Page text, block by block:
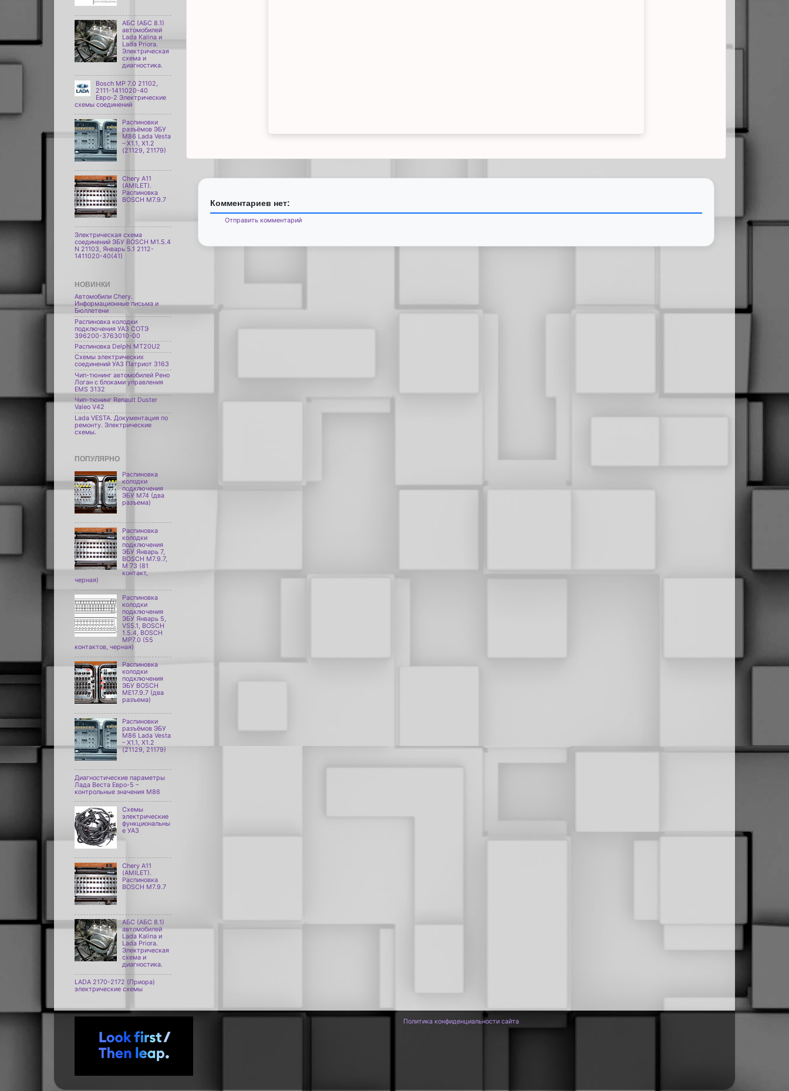
Комментариев нет:
Отправить комментарий
АБС (АБС 8.1)
автомобилей
Lada Kalina и
Lada Priora.
Электрическая
схема и
диагностика.
Bosch МР 7.0 21102,
2111-1411020-40
Евро-2 Электрические
схемы соединений
Распиновки
разъёмов ЭБУ
M86 Lada Vesta
– X1.1, X1.2
(21129, 21179)
Chery A11
(AMILET).
Распиновка
BOSCH M7.9.7
Электрическая схема
соединений ЭБУ BOSCH M1.5.4
N 21103, Январь 5.1 2112-
1411020-40(41)
НОВИНКИ
Автомобили Chery.
Информационные письма и
Бюллетени
Распиновка колодки
подключения УАЗ СОТЭ
396200-3763010-00
Распиновка Delphi МТ20U2
Схемы электрических
соединений УАЗ Патриот 3163
Чип-тюнинг автомобилей Рено
Логан с блоками управления
EMS 3132
Чип-тюнинг Renault Duster
Valeo V42
Lada VESTA. Документация по
ремонту. Электрические
схемы.
ПОПУЛЯРНО
Распиновка
колодки
подключения
ЭБУ M74 (два
разъема)
Распиновка
колодки
подключения
ЭБУ Январь 7,
BOSCH M7.9.7,
М 73 (81
контакт,
черная)
Распиновка
колодки
подключения
ЭБУ Январь 5,
VS5.1, BOSCH
1.5.4, BOSCH
MP7.0 (55
контактов, черная)
Распиновка
колодки
подключения
ЭБУ BOSCH
ME17.9.7 (два
разъема)
Распиновки
разъёмов ЭБУ
M86 Lada Vesta
– X1.1, X1.2
(21129, 21179)
Диагностические параметры
Лада Веста Евро-5 –
контрольные значения М86
Схемы
электрические
функциональны
е УАЗ
Chery A11
(AMILET).
Распиновка
BOSCH M7.9.7
АБС (АБС 8.1)
автомобилей
Lada Kalina и
Lada Priora.
Электрическая
схема и
диагностика.
LADA 2170-2172 (Приора)
электрические схемы
Политика конфиденциальности сайта